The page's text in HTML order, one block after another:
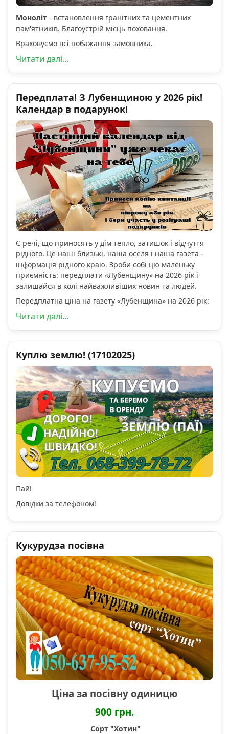
Моноліт - встановлення гранітних та цементних
пам'ятників. Благоустрій місць поховання.
Враховуємо всі побажання замовника.
Читати далі...
Передплата! З Лубенщиною у 2026 рік!
Календар в подарунок!
Є речі, що приносять у дім тепло, затишок і відчуття
рідного. Це наші близькі, наша оселя і наша газета -
інформація рідного краю. Зроби собі цю маленьку
приємність: передплати «Лубенщину» на 2026 рік і
залишайся в колі найважливіших новин та людей.
Передплатна ціна на газету «Лубенщина» на 2026 рік:
Читати далі...
Куплю землю! (17102025)
Пай!
Довідки за телефоном!
Кукурудза посівна
Ціна за посівну одиницю
900 грн.
Сорт "Хотин"